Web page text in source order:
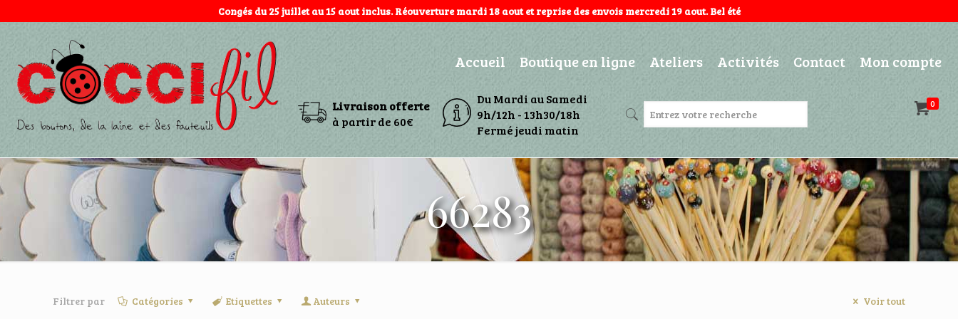
Congés du 25 juillet au 15 aout inclus. Réouverture mardi 18 aout et reprise des envois mercredi 19 aout. Bel été
Accueil Boutique en ligne Ateliers Activités Contact Mon compte
0
Livraison offerte
à partir de 60€
Du Mardi au Samedi
9h/12h - 13h30/18h
Fermé jeudi matin
66283
Filtrer par Catégories Etiquettes Auteurs Voir tout